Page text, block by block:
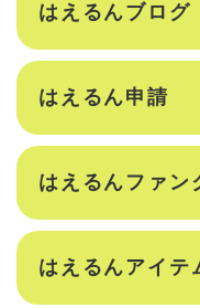
はえるんブログ
はえるん申請
はえるんファン
はえるんアイテ